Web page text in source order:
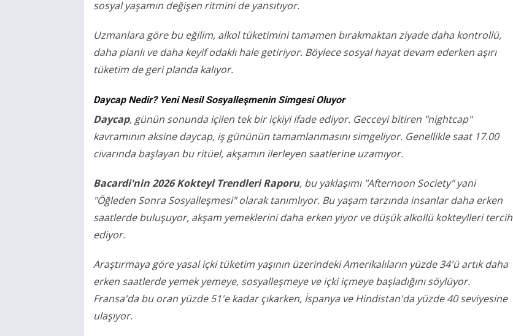
sosyal yaşamın değişen ritmini de yansıtıyor.
Uzmanlara göre bu eğilim, alkol tüketimini tamamen bırakmaktan ziyade daha kontrollü,
daha planlı ve daha keyif odaklı hale getiriyor. Böylece sosyal hayat devam ederken aşırı
tüketim de geri planda kalıyor.
Daycap Nedir? Yeni Nesil Sosyalleşmenin Simgesi Oluyor
Daycap, günün sonunda içilen tek bir içkiyi ifade ediyor. Gecceyi bitiren "nightcap"
kavramının aksine daycap, iş gününün tamamlanmasını simgeliyor. Genellikle saat 17.00
civarında başlayan bu ritüel, akşamın ilerleyen saatlerine uzamıyor.
Bacardi'nin 2026 Kokteyl Trendleri Raporu, bu yaklaşımı "Afternoon Society" yani
"Öğleden Sonra Sosyalleşmesi" olarak tanımlıyor. Bu yaşam tarzında insanlar daha erken
saatlerde buluşuyor, akşam yemeklerini daha erken yiyor ve düşük alkollü kokteylleri tercih
ediyor.
Araştırmaya göre yasal içki tüketim yaşının üzerindeki Amerikalıların yüzde 34'ü artık daha
erken saatlerde yemek yemeye, sosyalleşmeye ve içki içmeye başladığını söylüyor.
Fransa'da bu oran yüzde 51'e kadar çıkarken, İspanya ve Hindistan'da yüzde 40 seviyesine
ulaşıyor.